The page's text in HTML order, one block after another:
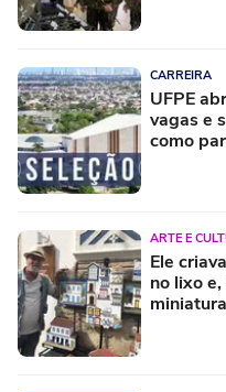
CARREIRA
UFPE
vagas e
como
ARTE E
Ele
no lixo